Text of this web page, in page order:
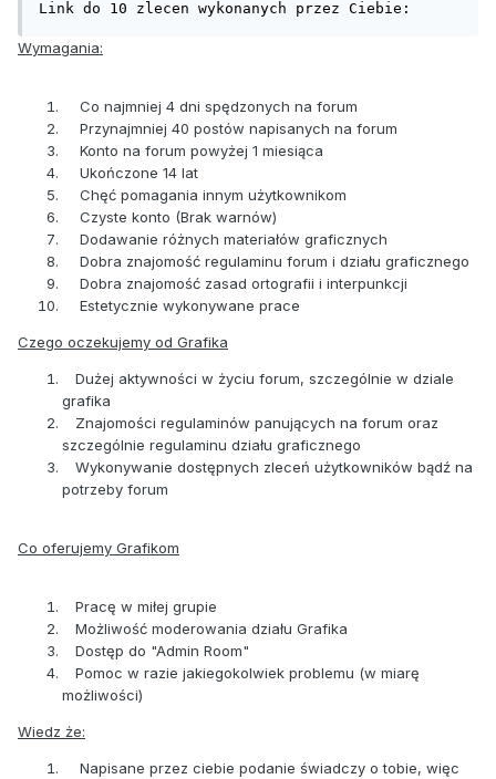
Link do 10 zlecen wykonanych przez Ciebie:
Wymagania:
Co najmniej 4 dni spędzonych na forum
Przynajmniej 40 postów napisanych na forum
Konto na forum powyżej 1 miesiąca
Ukończone 14 lat
Chęć pomagania innym użytkownikom
Czyste konto (Brak warnów)
Dodawanie różnych materiałów graficznych
Dobra znajomość regulaminu forum i działu graficznego
Dobra znajomość zasad ortografii i interpunkcji
Estetycznie wykonywane prace
Czego oczekujemy od Grafika
Dużej aktywności w życiu forum, szczególnie w dziale
grafika
Znajomości regulaminów panujących na forum oraz
szczególnie regulaminu działu graficznego
Wykonywanie dostępnych zleceń użytkowników bądź na
potrzeby forum
Co oferujemy Grafikom
Pracę w miłej grupie
Możliwość moderowania działu Grafika
Dostęp do "Admin Room"
Pomoc w razie jakiegokolwiek problemu (w miarę
możliwości)
Wiedz że:
Napisane przez ciebie podanie świadczy o tobie, więc